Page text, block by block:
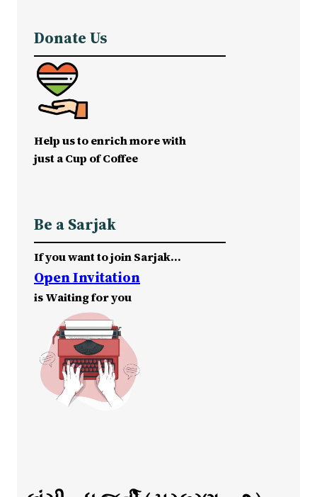
Donate Us
Help us to enrich more with
just a Cup of Coffee
Be a Sarjak
If you want to join Sarjak…
Open Invitation
is Waiting for you